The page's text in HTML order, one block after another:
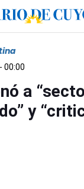
00:00
a
y